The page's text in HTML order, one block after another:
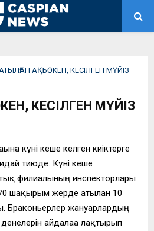
АҚБӨКЕН, КЕСІЛГЕН МҮЙІЗ
КЕСІЛГЕН МҮЙІЗ
күні кеше келген киіктерге
тиюде. Күні кеше
филиалының инспекторлары
шақырым жерде атылған 10
Браконьерлер жануарлардың
айдалаға лақтырып